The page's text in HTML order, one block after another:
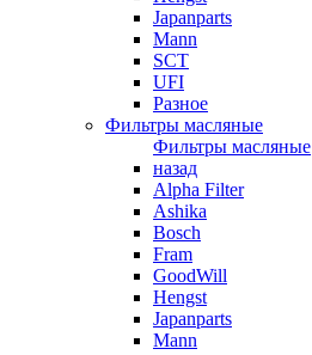
Japanparts
Mann
SCT
UFI
Разное
Фильтры масляные
Фильтры масляные
назад
Alpha Filter
Ashika
Bosch
Fram
GoodWill
Hengst
Japanparts
Mann